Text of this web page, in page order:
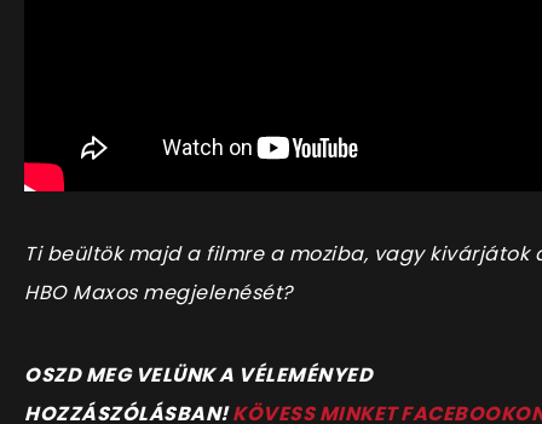
Ti beültök majd a filmre a moziba, vagy kivárjátok
HBO Maxos megjelenését?
OSZD MEG VELÜNK A VÉLEMÉNYED
HOZZÁSZÓLÁSBAN!KÖVESS MINKET